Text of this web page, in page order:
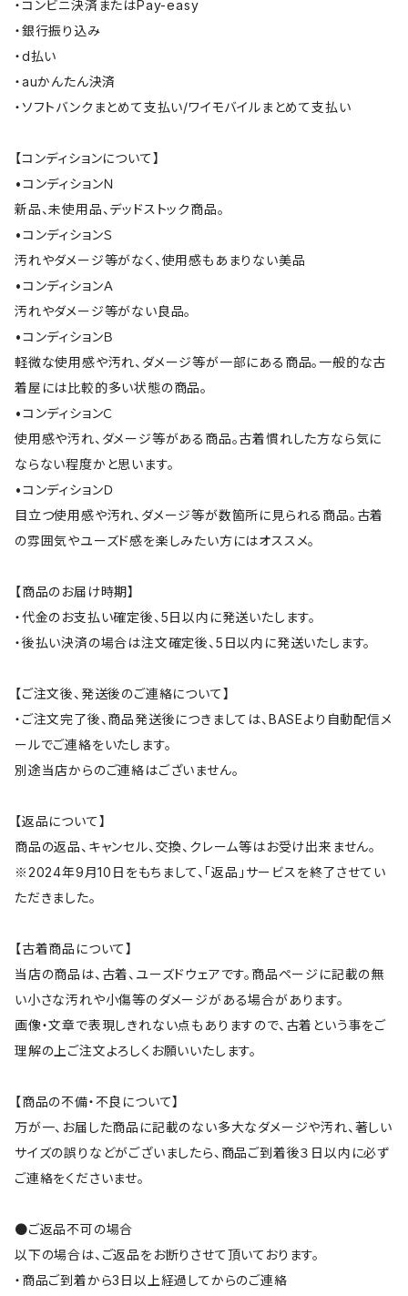
・コンビニ決済またはPay-easy
・銀行振り込み
・d払い
・auかんたん決済
・ソフトバンクまとめて支払い/ワイモバイルまとめて支払い
【コンディションについて】
•コンディションＮ
新品、未使用品、デッドストック商品。
•コンディションＳ
汚れやダメージ等がなく、使用感もあまりない美品
•コンディションＡ
汚れやダメージ等がない良品。
•コンディションＢ
軽微な使用感や汚れ、ダメージ等が一部にある商品。一般的な古
着屋には比較的多い状態の商品。
•コンディションＣ
使用感や汚れ、ダメージ等がある商品。古着慣れした方なら気に
ならない程度かと思います。
•コンディションＤ
目立つ使用感や汚れ、ダメージ等が数箇所に見られる商品。古着
の雰囲気やユーズド感を楽しみたい方にはオススメ。
【商品のお届け時期】
・代金のお支払い確定後、5日以内に発送いたします。
・後払い決済の場合は注文確定後、5日以内に発送いたします。
【ご注文後、発送後のご連絡について】
・ご注文完了後、商品発送後につきましては、BASEより自動配信メ
ールでご連絡をいたします。
別途当店からのご連絡はございません。
【返品について】
商品の返品、キャンセル、交換、クレーム等はお受け出来ません。
※2024年9月10日をもちまして、「返品」サービスを終了させてい
ただきました。
【古着商品について】
当店の商品は、古着、ユーズドウェアです。商品ページに記載の無
い小さな汚れや小傷等のダメージがある場合があります。
画像・文章で表現しきれない点もありますので、古着という事をご
理解の上ご注文よろしくお願いいたします。
【商品の不備・不良について】
万が一、お届した商品に記載のない多大なダメージや汚れ、著しい
サイズの誤りなどがございましたら、商品ご到着後３日以内に必ず
ご連絡をくださいませ。
●ご返品不可の場合
以下の場合は、ご返品をお断りさせて頂いております。
・商品ご到着から3日以上経過してからのご連絡